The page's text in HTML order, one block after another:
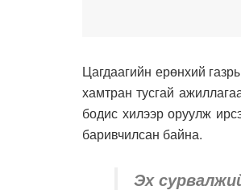
Цагдаагийн ерөнхий
хамтран тусгай
бодис хилээр оруулж
баривчилсан байна.
Эх